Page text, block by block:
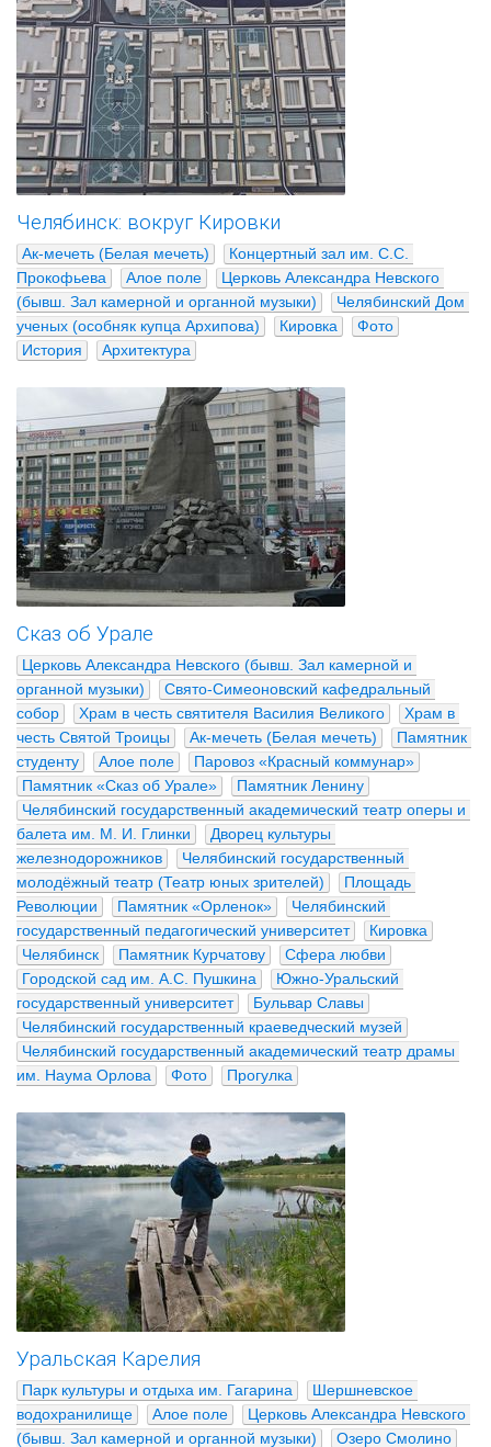
Челябинск: вокруг Кировки
Ак-мечеть (Белая мечеть)
Концертный зал им. С.С.
Прокофьева
Алое поле
Церковь Александра Невского
(бывш. Зал камерной и органной музыки)
Челябинский Дом
ученых (особняк купца Архипова)
Кировка
Фото
История
Архитектура
Сказ об Урале
Церковь Александра Невского (бывш. Зал камерной и
органной музыки)
Свято-Симеоновский кафедральный
собор
Храм в честь святителя Василия Великого
Храм в
честь Святой Троицы
Ак-мечеть (Белая мечеть)
Памятник
студенту
Алое поле
Паровоз «Красный коммунар»
Памятник «Сказ об Урале»
Памятник Ленину
Челябинский государственный академический театр оперы и
балета им. М. И. Глинки
Дворец культуры
железнодорожников
Челябинский государственный
молодёжный театр (Театр юных зрителей)
Площадь
Революции
Памятник «Орленок»
Челябинский
государственный педагогический университет
Кировка
Челябинск
Памятник Курчатову
Сфера любви
Городской сад им. А.С. Пушкина
Южно-Уральский
государственный университет
Бульвар Славы
Челябинский государственный краеведческий музей
Челябинский государственный академический театр драмы
им. Наума Орлова
Фото Прогулка
Уральская Карелия
Парк культуры и отдыха им. Гагарина
Шершневское
водохранилище
Алое поле
Церковь Александра Невского
(бывш. Зал камерной и органной музыки)
Озеро Смолино